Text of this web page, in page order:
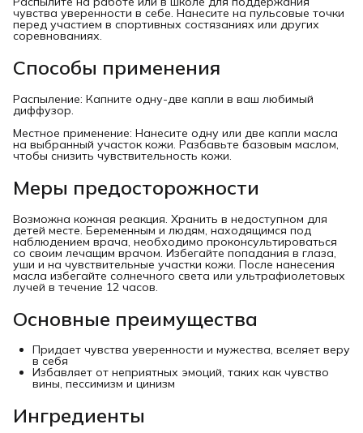
чувства уверенности в себе. Нанесите на пульсовые точки
перед участием в спортивных состязаниях или других
соревнованиях.
Способы применения
Распыление: Капните одну-две капли в ваш любимый
диффузор.
Местное применение: Нанесите одну или две капли масла
на выбранный участок кожи. Разбавьте базовым маслом,
чтобы снизить чувствительность кожи.
Меры предосторожности
Возможна кожная реакция. Хранить в недоступном для
детей месте. Беременным и людям, находящимся под
наблюдением врача, необходимо проконсультироваться
со своим лечащим врачом. Избегайте попадания в глаза,
уши и на чувствительные участки кожи. После нанесения
масла избегайте солнечного света или ультрафиолетовых
лучей в течение 12 часов.
Основные преимущества
Придает чувства уверенности и мужества, вселяет веру
в себя
Избавляет от неприятных эмоций, таких как чувство
вины, пессимизм и цинизм
Ингредиенты